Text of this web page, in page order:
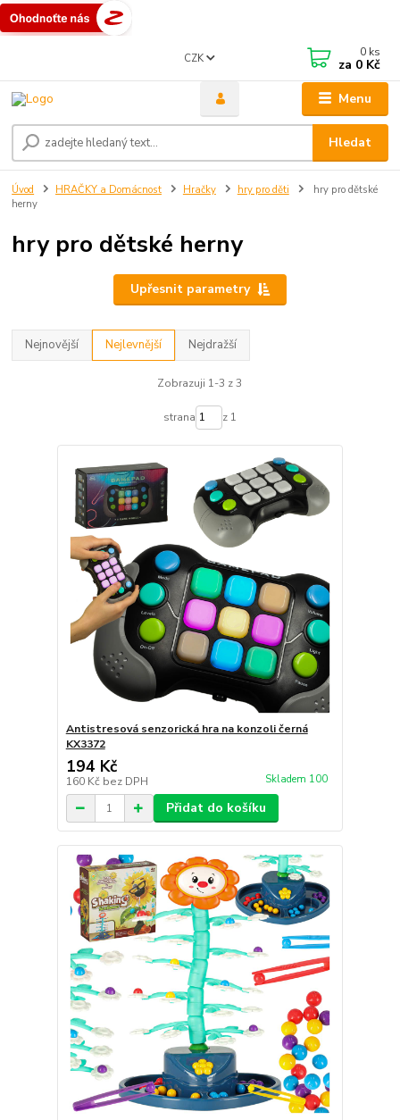
Menu
CZK
Hledat
0 ks
za 0 Kč
Úvod HRAČKY a Domácnost Hračky hry pro děti
hry pro dětské
herny
hry pro dětské herny
Upřesnit parametry
Nejnovější Nejlevnější Nejdražší
Zobrazuji 1-3 z 3
strana z 1
Antistresová senzorická hra na konzoli černá
KX3372
194 Kč
160 Kč bez DPH Skladem 100
Přidat do košíku